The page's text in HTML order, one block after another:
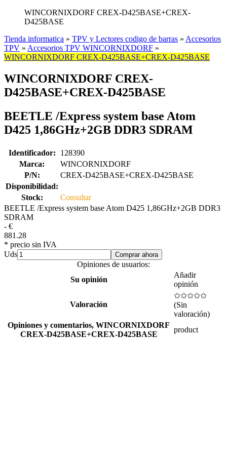
WINCORNIXDORF CREX-D425BASE+CREX-
D425BASE
Tienda informatica » TPV y Lectores codigo de barras » Accesorios
TPV » Accesorios TPV WINCORNIXDORF »
WINCORNIXDORF CREX-D425BASE+CREX-D425BASE
WINCORNIXDORF CREX-
D425BASE+CREX-D425BASE
BEETLE /Express system base Atom
D425 1,86GHz+2GB DDR3 SDRAM
Identificador:
128390
Marca:
WINCORNIXDORF
P/N:
CREX-D425BASE+CREX-D425BASE
Disponibilidad:
Stock:
Consultar
BEETLE /Express system base Atom D425 1,86GHz+2GB DDR3
SDRAM
- €
881.28
* precio sin IVA
Uds
Comprar ahora
Opiniones de usuarios:
Su opinión
Añadir
opinión
Valoración
✩✩✩✩✩
(Sin
valoración)
Opiniones y comentarios, WINCORNIXDORF
CREX-D425BASE+CREX-D425BASE
product